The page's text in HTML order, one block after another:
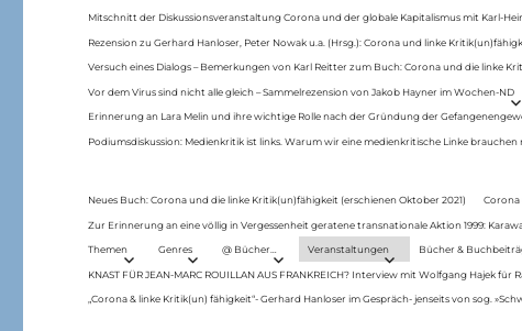
Mitschnitt der Diskussionsveranstaltung Corona und der globale Kapitalismus mit Karl-
Rezension zu Gerhard Hanloser, Peter Nowak u.a. (Hrsg.): Corona und linke
Versuch eines Dialogs – Bemerkungen von Karl Reitter zum Buch: Corona und die linke
Vor dem Virus sind nicht alle gleich – Sammelrezension von Jakob Hayner im Wochen-ND
Erinnerung an Lara Melin und ihre wichtige Rolle nach der Gründung der
Podiumsdiskussion: Medienkritik ist links. Warum wir eine medienkritische Linke brauchen
Neues Buch: Corona und die linke Kritik(un)fähigkeit (erschienen Oktober 2021) Corona
Zur Erinnerung an eine völlig in Vergessenheit geratene transnationale Aktion 1999:
Themen Genres @ Bücher… Veranstaltungen Bücher &
KNAST FÜR JEAN-MARC ROUILLAN AUS FRANKREICH? Interview mit Wolfgang Hajek für
„Corona & linke Kritik(un) fähigkeit“- Gerhard Hanloser im Gespräch- jenseits von sog.